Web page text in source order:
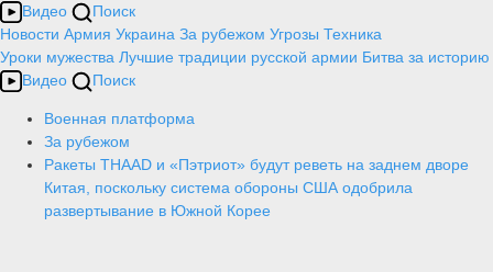
Видео
Поиск
Новости Армия Украина За рубежом Угрозы Техника
Уроки мужества Лучшие традиции русской армии Битва за историю
Видео
Поиск
Военная платформа
За рубежом
Ракеты THAAD и «Пэтриот» будут реветь на заднем дворе
Китая, поскольку система обороны США одобрила
развертывание в Южной Корее